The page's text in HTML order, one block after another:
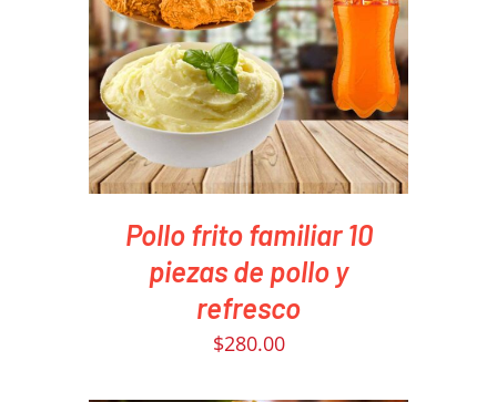
PEDIR AHORA
/
DETAILS
Pollo frito familiar 10
piezas de pollo y
refresco
$280.00